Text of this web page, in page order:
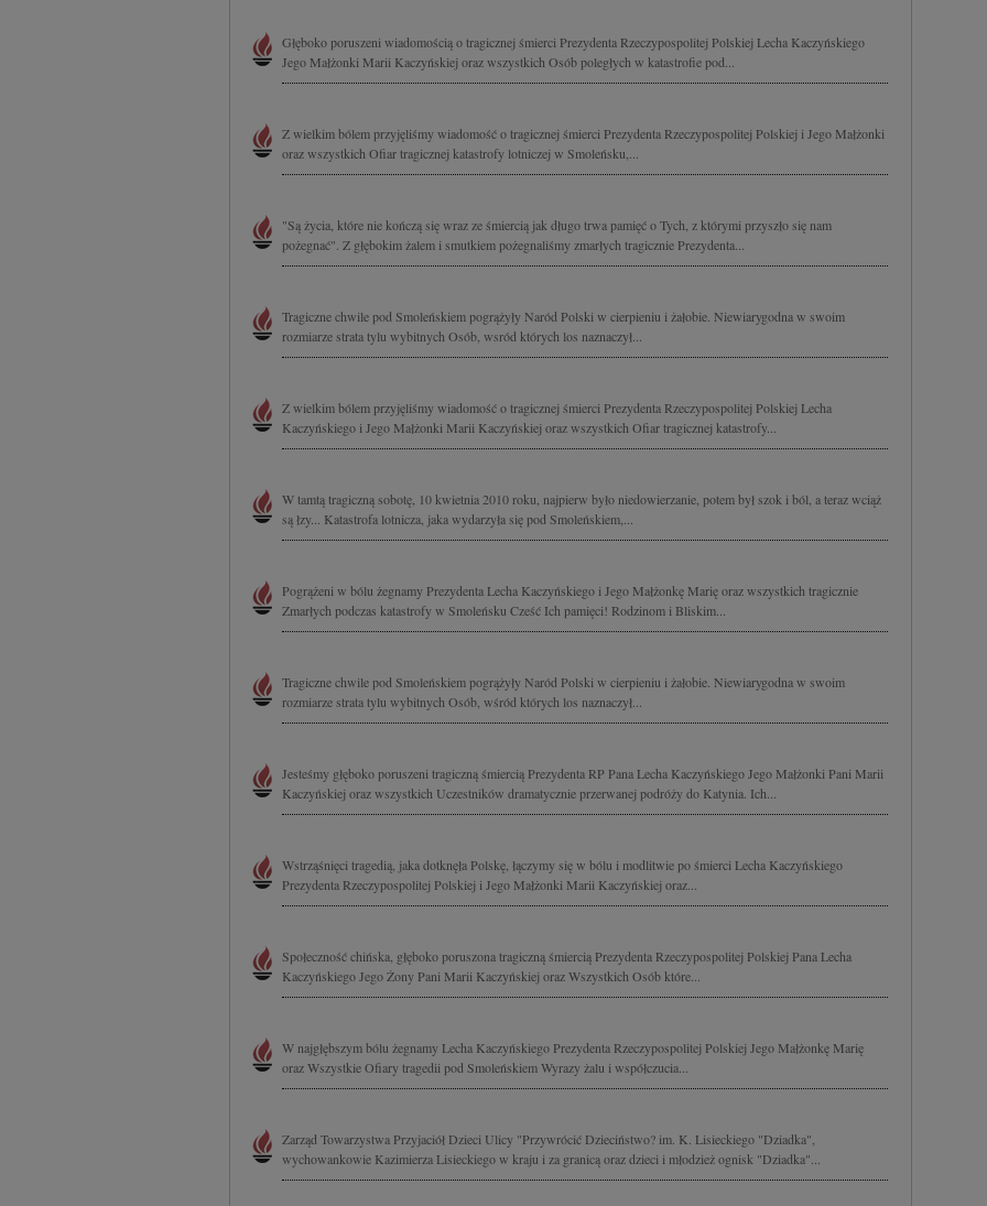
Głęboko poruszeni wiadomością o tragicznej śmierci Prezydenta Rzeczypospolitej Polskiej Lecha Kaczyńskiego
Jego Małżonki Marii Kaczyńskiej oraz wszystkich Osób poległych w katastrofie pod...
Z wielkim bólem przyjęliśmy wiadomość o tragicznej śmierci Prezydenta Rzeczypospolitej Polskiej i Jego Małżonki
oraz wszystkich Ofiar tragicznej katastrofy lotniczej w Smoleńsku,...
"Są życia, które nie kończą się wraz ze śmiercią jak długo trwa pamięć o Tych, z którymi przyszło się nam
pożegnać". Z głębokim żalem i smutkiem pożegnaliśmy zmarłych tragicznie Prezydenta...
Tragiczne chwile pod Smoleńskiem pogrążyły Naród Polski w cierpieniu i żałobie. Niewiarygodna w swoim
rozmiarze strata tylu wybitnych Osób, wsród których los naznaczył...
Z wielkim bólem przyjęliśmy wiadomość o tragicznej śmierci Prezydenta Rzeczypospolitej Polskiej Lecha
Kaczyńskiego i Jego Małżonki Marii Kaczyńskiej oraz wszystkich Ofiar tragicznej katastrofy...
W tamtą tragiczną sobotę, 10 kwietnia 2010 roku, najpierw było niedowierzanie, potem był szok i ból, a teraz wciąż
są łzy... Katastrofa lotnicza, jaka wydarzyła się pod Smoleńskiem,...
Pogrążeni w bólu żegnamy Prezydenta Lecha Kaczyńskiego i Jego Małżonkę Marię oraz wszystkich tragicznie
Zmarłych podczas katastrofy w Smoleńsku Cześć Ich pamięci! Rodzinom i Bliskim...
Tragiczne chwile pod Smoleńskiem pogrążyły Naród Polski w cierpieniu i żałobie. Niewiarygodna w swoim
rozmiarze strata tylu wybitnych Osób, wśród których los naznaczył...
Jesteśmy głęboko poruszeni tragiczną śmiercią Prezydenta RP Pana Lecha Kaczyńskiego Jego Małżonki Pani Marii
Kaczyńskiej oraz wszystkich Uczestników dramatycznie przerwanej podróży do Katynia. Ich...
Wstrząśnięci tragedią, jaka dotknęła Polskę, łączymy się w bólu i modlitwie po śmierci Lecha Kaczyńskiego
Prezydenta Rzeczypospolitej Polskiej i Jego Małżonki Marii Kaczyńskiej oraz...
Społeczność chińska, głęboko poruszona tragiczną śmiercią Prezydenta Rzeczypospolitej Polskiej Pana Lecha
Kaczyńskiego Jego Żony Pani Marii Kaczyńskiej oraz Wszystkich Osób które...
W najgłębszym bólu żegnamy Lecha Kaczyńskiego Prezydenta Rzeczypospolitej Polskiej Jego Małżonkę Marię
oraz Wszystkie Ofiary tragedii pod Smoleńskiem Wyrazy żalu i współczucia...
Zarząd Towarzystwa Przyjaciół Dzieci Ulicy "Przywrócić Dzieciństwo? im. K. Lisieckiego "Dziadka",
wychowankowie Kazimierza Lisieckiego w kraju i za granicą oraz dzieci i młodzież ognisk "Dziadka"...